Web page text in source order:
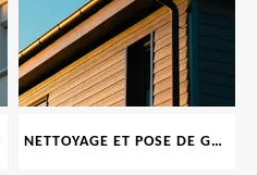
NETTOYAGE ET POSE DE GOUTTIÈRE 69